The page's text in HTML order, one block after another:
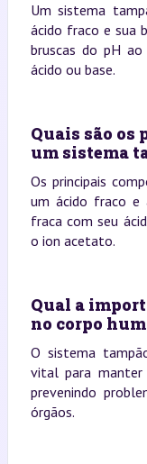
Um sistema
ácido fraco e sua
bruscas do pH
ácido ou base.
Quais são os
um sistema
Os principais
um ácido fraco e
fraca com seu
o ion acetato.
Qual a
no corpo
O sistema
vital para
prevenindo
órgãos.